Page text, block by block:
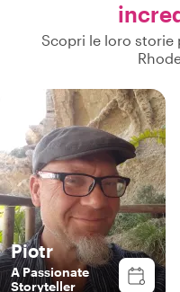
Scopri le loro storie
Piotr
A Passionate
Storyteller